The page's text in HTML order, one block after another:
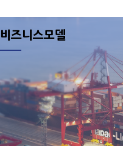
비즈니스모델